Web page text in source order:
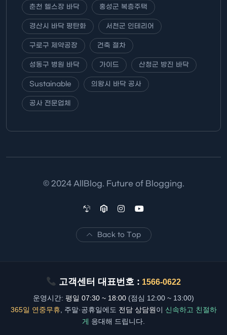
춘천 헬스장 바닥 홍성군 복층주택
경산시 바닥 평탄화 서천군 인테리어
구로구 제약공장 건축 절차
성동구 병원 바닥 가이드 산청군 방진 바닥
Sustainable 의왕시 바닥 공사
공사 전문업체
© 2024 AllBlog. Future of Blogging.
Back to Top
고객센터 대표번호 : 1566-0622
운영시간: 평일 07:30 ~ 18:00 (점심 12:00 ~ 13:00)
365일 연중무휴 , 주말·공휴일에도 전담 상담원이 신속하고 친절하
게 응대해 드립니다.